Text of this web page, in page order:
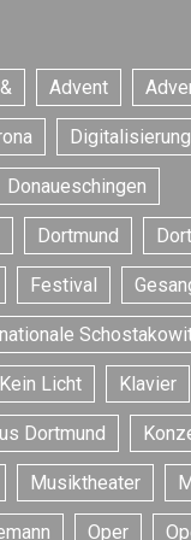
Advent
Digitalisierung
Donaueschingen
Dortmund
Festival
Kein Licht Klavier
Dortmund
Musiktheater
Oper